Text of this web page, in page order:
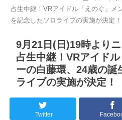
占生中継！VRアイドル「えのぐ」メ
を記念したソロライブの実施が決定！
9月21日(日)19時より
占生中継！VRアイド
ーの白藤環、24歳の誕
ライブの実施が決定！
Twitter